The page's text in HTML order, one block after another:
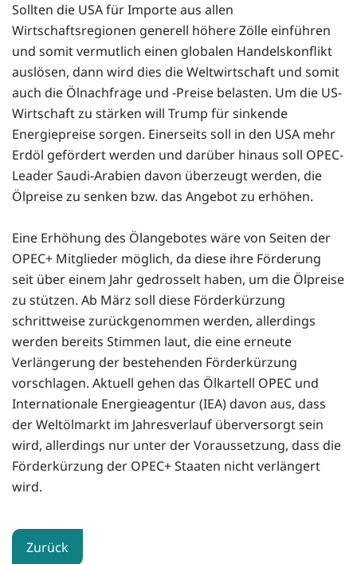
Sollten die USA für Importe aus allen
Wirtschaftsregionen generell höhere Zölle einführen
und somit vermutlich einen globalen Handelskonflikt
auslösen, dann wird dies die Weltwirtschaft und somit
auch die Ölnachfrage und -Preise belasten. Um die US-
Wirtschaft zu stärken will Trump für sinkende
Energiepreise sorgen. Einerseits soll in den USA mehr
Erdöl gefördert werden und darüber hinaus soll OPEC-
Leader Saudi-Arabien davon überzeugt werden, die
Ölpreise zu senken bzw. das Angebot zu erhöhen.
Eine Erhöhung des Ölangebotes wäre von Seiten der
OPEC+ Mitglieder möglich, da diese ihre Förderung
seit über einem Jahr gedrosselt haben, um die Ölpreise
zu stützen. Ab März soll diese Förderkürzung
schrittweise zurückgenommen werden, allerdings
werden bereits Stimmen laut, die eine erneute
Verlängerung der bestehenden Förderkürzung
vorschlagen. Aktuell gehen das Ölkartell OPEC und
Internationale Energieagentur (IEA) davon aus, dass
der Weltölmarkt im Jahresverlauf überversorgt sein
wird, allerdings nur unter der Voraussetzung, dass die
Förderkürzung der OPEC+ Staaten nicht verlängert
wird.
Zurück